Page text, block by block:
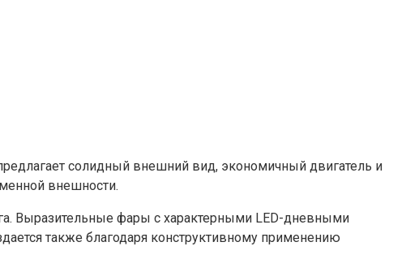
солидный внешний вид, экономичный двигатель и
внешности.
Выразительные фары с характерными LED-дневными
также благодаря конструктивному применению